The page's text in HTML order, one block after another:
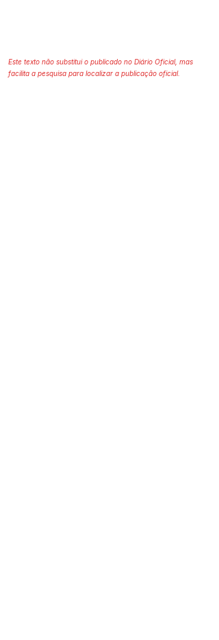
Este texto não substitui o publicado no Diário Oficial, mas
facilita a pesquisa para localizar a publicação oficial.